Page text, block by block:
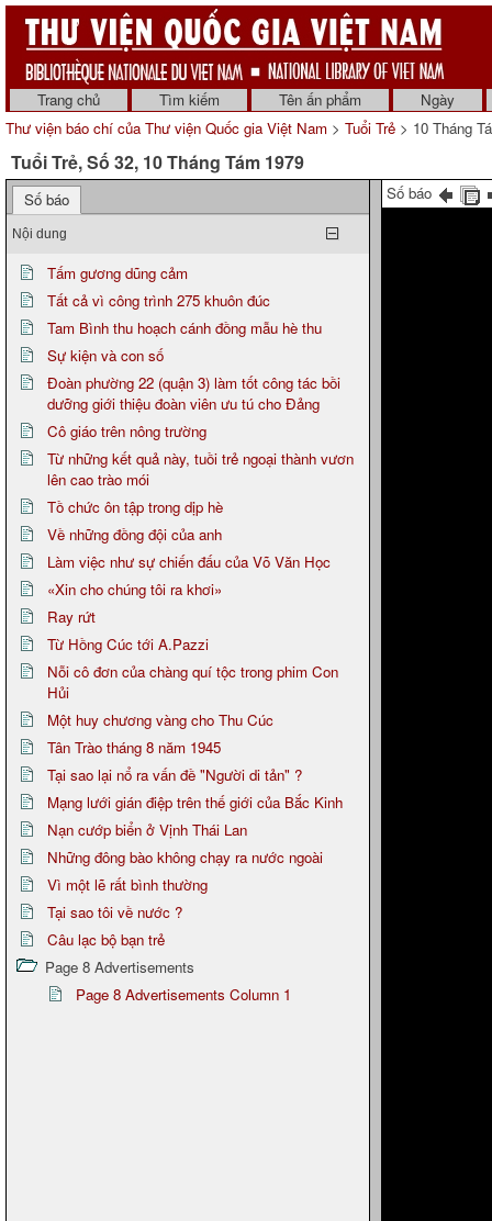
Trang chủ Tìm kiếm Tên ấn phẩm
Ngày
Thư viện báo chí của Thư viện Quốc gia Việt Nam > Tuổi Trẻ > 10 Tháng
Tuổi Trẻ, Số 32, 10 Tháng Tám 1979
Số báo
Nội dung
Tấm gương dũng cảm
Tất cả vì công trình 275 khuôn đúc
Tam Bình thu hoạch cánh đồng mẫu hè thu
Sự kiện và con số
Đoàn phường 22 (quận 3) làm tốt công tác bồi
dưỡng giới thiệu đoàn viên ưu tú cho Đảng
Cô giáo trên nông trường
Từ những kết quả này, tuồi trẻ ngoại thành vươn
lên cao trào mói
Tồ chức ôn tập trong dịp hè
Về những đồng đội của anh
Làm việc như sự chiến đấu của Võ Văn Học
«Xin cho chúng tôi ra khơi»
Ray rứt
Từ Hồng Cúc tới A.Pazzi
Nỗi cô đơn của chàng quí tộc trong phim Con
Hủi
Một huy chương vàng cho Thu Cúc
Tân Trào tháng 8 năm 1945
Tại sao lại nổ ra vấn đề "Người di tản" ?
Mạng lưới gián điệp trên thế giới của Bắc Kinh
Nạn cướp biển ở Vịnh Thái Lan
Những đông bào không chạy ra nước ngoài
Vì một lẽ rất bình thường
Tại sao tôi về nước ?
Câu lạc bộ bạn trẻ
Page 8 Advertisements
Page 8 Advertisements Column 1
Số báo